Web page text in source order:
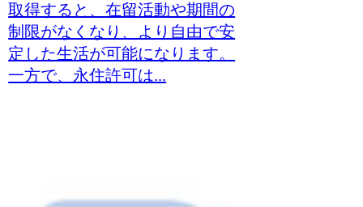
取得すると、在留活動や期間の
制限がなくなり、より自由で安
定した生活が可能になります。
一方で、永住許可は...